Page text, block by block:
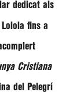
dedicat als
Loiola fins a
Cristiana
del Pelegrí